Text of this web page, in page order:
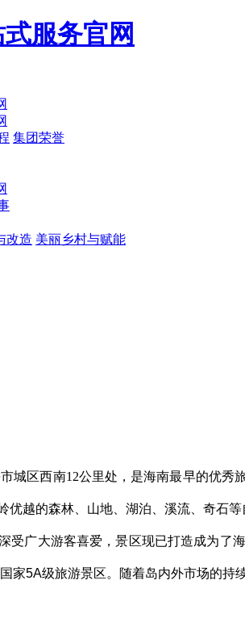
服务官网
集团荣誉
改造 美丽乡村与赋能
城区西南12公里处，是海南最早的优秀
优越的森林、山地、湖泊、溪流、奇石
受广大游客喜爱，景区现已打造成为了
家5A级旅游景区。 随着岛内外市场的持